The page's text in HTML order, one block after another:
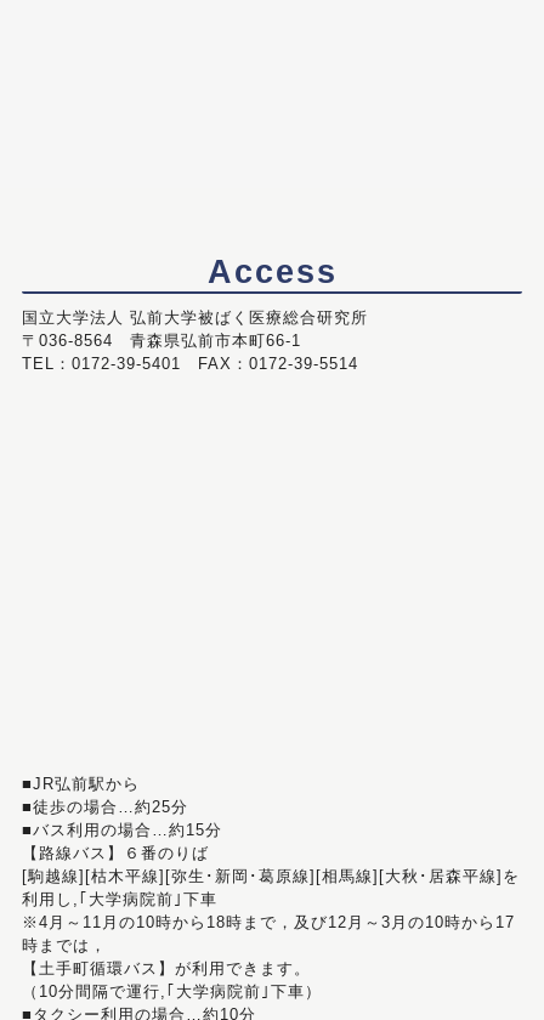
Access
国立大学法人 弘前大学被ばく医療総合研究所
〒036-8564 青森県弘前市本町66-1
TEL：0172-39-5401 FAX：0172-39-5514
■JR弘前駅から
■徒歩の場合…約25分
■バス利用の場合…約15分
【路線バス】６番のりば
[駒越線][枯木平線][弥生･新岡･葛原線][相馬線][大秋･居森平線]を
利用し,｢大学病院前｣下車
※4月～11月の10時から18時まで，及び12月～3月の10時から17
時までは，
【土手町循環バス】が利用できます。
（10分間隔で運行,｢大学病院前｣下車）
■タクシー利用の場合…約10分